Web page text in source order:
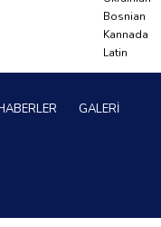
Bosnian
Kannada
Latin
GALERİ